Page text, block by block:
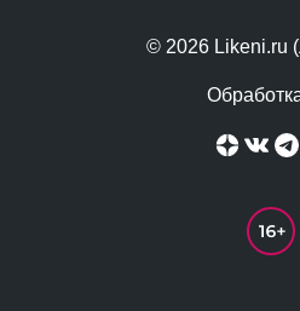
© 2026 Likeni.ru